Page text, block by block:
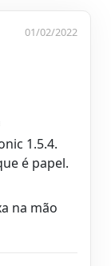
01/02/2022
1.5.4.
é papel.
na mão